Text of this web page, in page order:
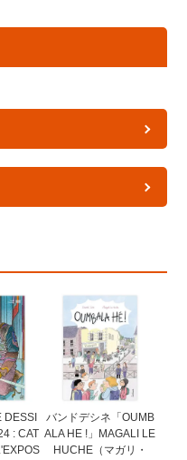
DESSI
: CAT
バンドデシネ「OUMB
ALA HE !」MAGALI LE
HUCHE（マガリ・